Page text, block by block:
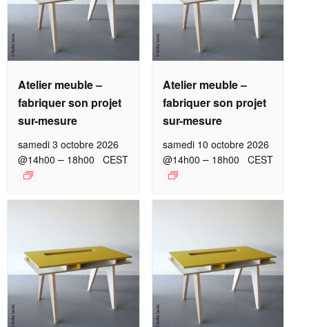
Atelier meuble –
fabriquer son projet
sur-mesure
samedi 3 octobre 2026
@14h00 – 18h00 CEST
Atelier meuble –
fabriquer son projet
sur-mesure
samedi 10 octobre 2026
@14h00 – 18h00 CEST